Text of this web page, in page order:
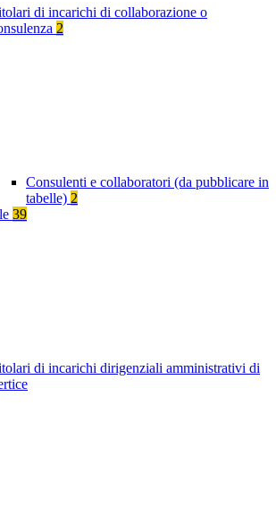
di incarichi di collaborazione o
2
Consulenti e collaboratori (da pubblicare in
tabelle) 2
39
di incarichi dirigenziali amministrativi di